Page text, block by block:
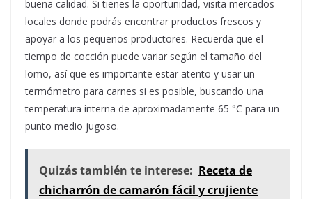
buena calidad. Si tienes la oportunidad, visita mercados
locales donde podrás encontrar productos frescos y
apoyar a los pequeños productores. Recuerda que el
tiempo de cocción puede variar según el tamaño del
lomo, así que es importante estar atento y usar un
termómetro para carnes si es posible, buscando una
temperatura interna de aproximadamente 65 °C para un
punto medio jugoso.
Quizás también te interese: Receta de
chicharrón de camarón fácil y crujiente